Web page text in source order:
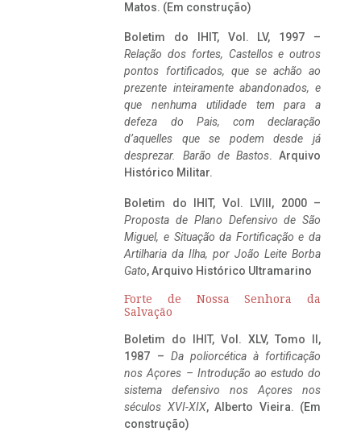
Matos. (Em construção)
Boletim do IHIT, Vol. LV, 1997 –
Relação dos fortes, Castellos e outros
pontos fortificados, que se achão ao
prezente inteiramente abandonados, e
que nenhuma utilidade tem para a
defeza do Pais, com declaração
d’aquelles que se podem desde já
desprezar. Barão de Bastos. Arquivo
Histórico Militar.
Boletim do IHIT, Vol. LVIII, 2000 –
Proposta de Plano Defensivo de São
Miguel, e Situação da Fortificação e da
Artilharia da Ilha, por João Leite Borba
Gato, Arquivo Histórico Ultramarino
Forte de Nossa Senhora da
Salvação
Boletim do IHIT, Vol. XLV, Tomo II,
1987 – Da poliorcética à fortificação
nos Açores – Introdução ao estudo do
sistema defensivo nos Açores nos
séculos XVI-XIX, Alberto Vieira. (Em
construção)